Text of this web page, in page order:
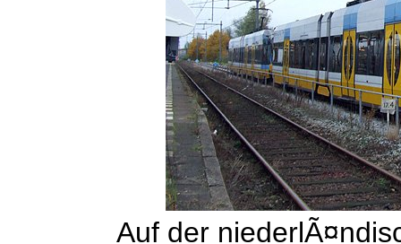
Auf der